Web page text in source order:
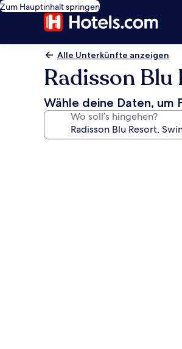
Zum Hauptinhalt springen
Alle Unterkünfte anzeigen
Radisson Blu
Wähle deine Daten, um
Wo soll’s hingehen?